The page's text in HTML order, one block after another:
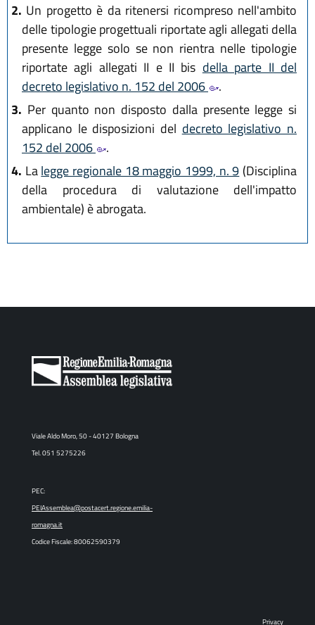
2. Un progetto è da ritenersi ricompreso nell'ambito
delle tipologie progettuali riportate agli allegati della
presente legge solo se non rientra nelle tipologie
riportate agli allegati II e II bis della parte II del
decreto legislativo n. 152 del 2006
.
3. Per quanto non disposto dalla presente legge si
applicano le disposizioni del decreto legislativo n.
152 del 2006
.
4. Lalegge regionale 18 maggio 1999, n. 9 (Disciplina
della procedura di valutazione dell'impatto
ambientale) è abrogata.
Viale Aldo Moro, 50 - 40127 Bologna
Tel. 051 5275226
PEC:
PEIAssemblea@postacert.regione.emilia-
romagna.it
Codice Fiscale: 80062590379
Privacy